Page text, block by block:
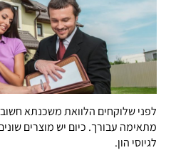
לפני שלוקחים הלוואת משכנתא
מתאימה עבורך. כיום יש מוצרים
לגיוסי הון.